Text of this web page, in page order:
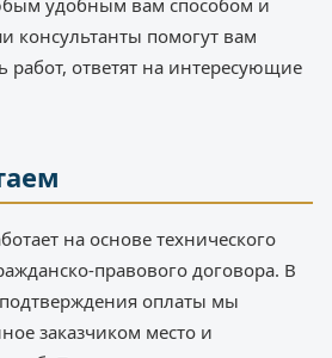
удобным вам способом и
консультанты помогут вам
работ, ответят на интересующие
на основе технического
правового договора. В
подтверждения оплаты мы
заказчиком место и